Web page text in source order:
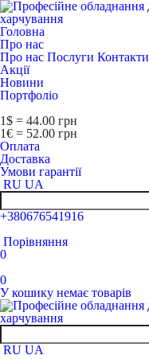
Головна
Про нас
Про нас Послуги Контакти
Акції
Новини
Портфоліо
1$ = 44.00 грн
1€ = 52.00 грн
Оплата
Доставка
Умови гарантії
RU UA
+380676541916
Порівняння
0
0
У кошику немає товарів
RU UA